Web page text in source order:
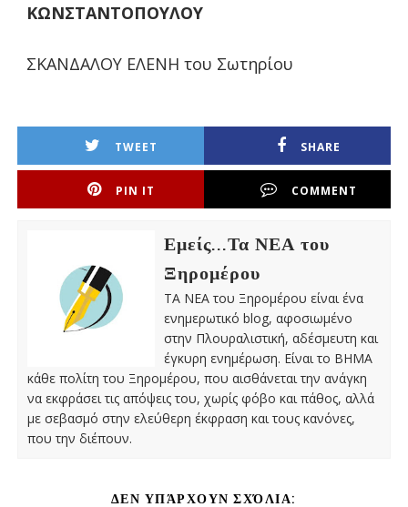
ΚΩΝΣΤΑΝΤΟΠΟΥΛΟΥ
ΣΚΑΝΔΑΛΟΥ ΕΛΕΝΗ του Σωτηρίου
TWEET SHARE
PIN IT COMMENT
Εμείς...Τα ΝΕΑ του
Ξηρομέρου
ΤΑ ΝΕΑ του Ξηρομέρου είναι ένα
ενημερωτικό blog, αφοσιωμένο
στην Πλουραλιστική, αδέσμευτη και
έγκυρη ενημέρωση. Είναι το ΒΗΜΑ
κάθε πολίτη του Ξηρομέρου, που αισθάνεται την ανάγκη
να εκφράσει τις απόψεις του, χωρίς φόβο και πάθος, αλλά
με σεβασμό στην ελεύθερη έκφραση και τους κανόνες,
που την διέπουν.
ΔΕΝ ΥΠΆΡΧΟΥΝ ΣΧΌΛΙΑ: